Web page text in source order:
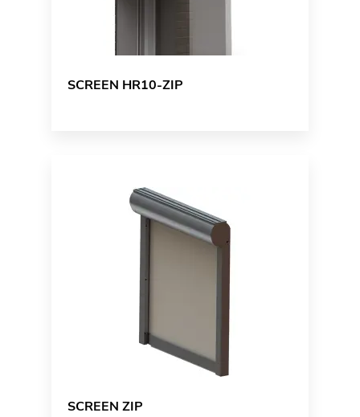
SCREEN HR10-ZIP
SCREEN ZIP